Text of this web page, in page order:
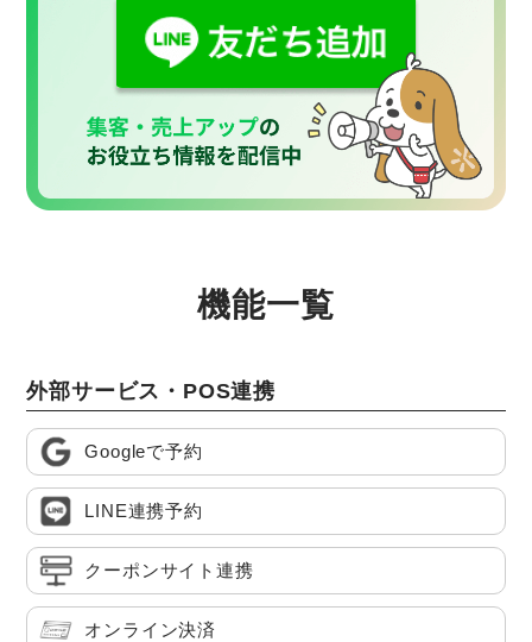
機能一覧
外部サービス・POS連携
Googleで予約
LINE連携予約
クーポンサイト連携
オンライン決済